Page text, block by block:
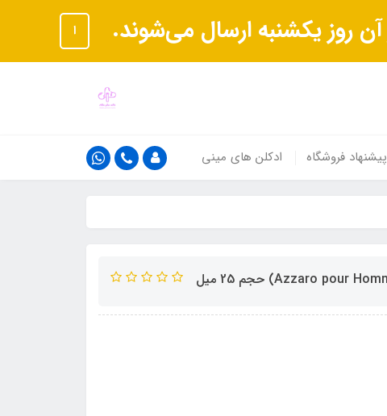
ا
پیشنهاد فروشگاه ادکلن های مینی